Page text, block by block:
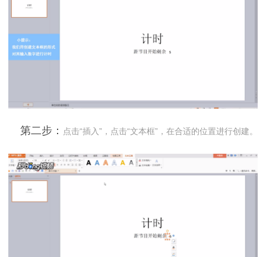
第二步： 点击“插入”，点击“文本框”，在合适的位置进行创建。